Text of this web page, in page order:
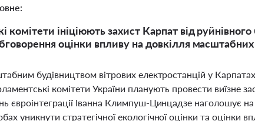
комітети ініціюють захист Карпат від руйнівного
оцінки впливу на довкілля масштабних
будівництвом вітрових електростанцій у
комітети України планують провести виїзне
євроінтеграції Іванна Климпуш-Цинцадзе наголошує
уникнути стратегічної екологічної оцінки та оцінки